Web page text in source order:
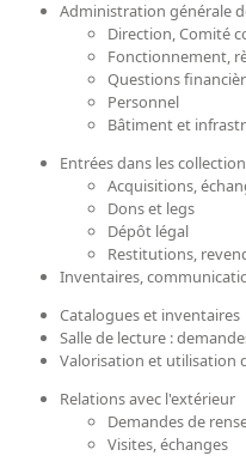
Administration générale
Direction, Comité
Fonctionnement,
Questions
Personnel
Bâtiment et
Entrées dans les
Acquisitions,
Dons et legs
Dépôt légal
Restitutions,
Inventaires,
Catalogues et inventaires
Salle de lecture :
Valorisation et utilisation
Relations avec l'extérieur
Demandes de
Visites, échanges